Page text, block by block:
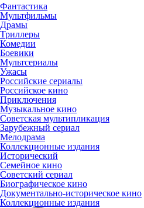
Фантастика
Мультфильмы
Драмы
Триллеры
Комедии
Боевики
Мультсериалы
Ужасы
Российские сериалы
Российское кино
Приключения
Музыкальное кино
Советская мультипликация
Зарубежный сериал
Мелодрама
Коллекционные издания
Исторический
Семейное кино
Советский сериал
Биографическое кино
Документально-историческое кино
Коллекционные издания